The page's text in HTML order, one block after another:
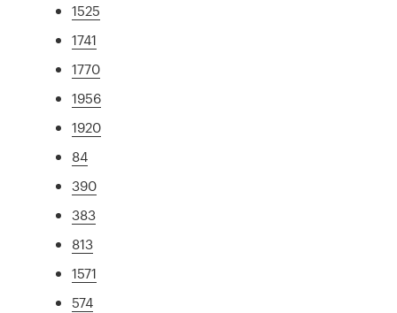
1525
1741
1770
1956
1920
84
390
383
813
1571
574